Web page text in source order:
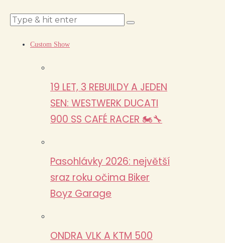
Custom Show
19 LET, 3 REBUILDY A JEDEN
SEN: WESTWERK DUCATI
900 SS CAFÉ RACER 🏍️🔧
Pasohlávky 2026: největší
sraz roku očima Biker
Boyz Garage
ONDRA VLK A KTM 500